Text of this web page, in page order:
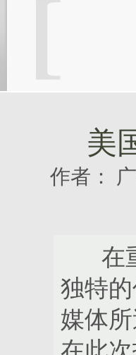
美
作者：
在重
独特
媒体